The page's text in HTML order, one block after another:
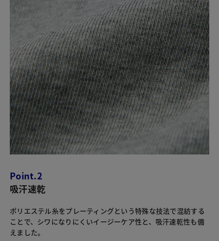
Point.2
吸汗速乾
ポリエステル糸をプレーティングという特殊な技法で混紡する
ことで、シワになりにくいイージーケア性と、吸汗速乾性も備
えました。